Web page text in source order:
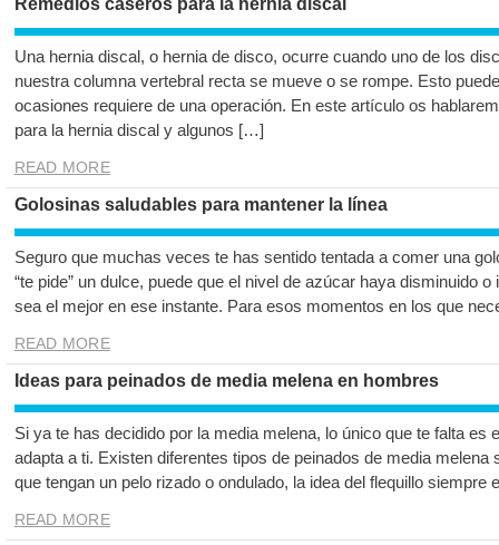
Remedios caseros para la hernia discal
Una hernia discal, o hernia de disco, ocurre cuando uno de los
nuestra columna vertebral recta se mueve o se rompe. Esto
ocasiones requiere de una operación. En este artículo os
para la hernia discal y algunos […]
READ MORE
Golosinas saludables para mantener la línea
Seguro que muchas veces te has sentido tentada a comer una
“te pide” un dulce, puede que el nivel de azúcar haya disminuido
sea el mejor en ese instante. Para esos momentos en los que
READ MORE
Ideas para peinados de media melena en hombres
Si ya te has decidido por la media melena, lo único que te falta es
adapta a ti. Existen diferentes tipos de peinados de media melena
que tengan un pelo rizado o ondulado, la idea del flequillo
READ MORE